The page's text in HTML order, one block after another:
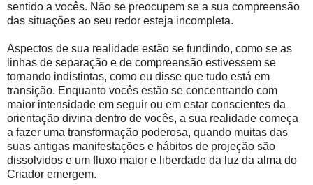
sentido a vocês. Não se preocupem se a sua compreensão
das situações ao seu redor esteja incompleta.
Aspectos de sua realidade estão se fundindo, como se as
linhas de separação e de compreensão estivessem se
tornando indistintas, como eu disse que tudo está em
transição. Enquanto vocês estão se concentrando com
maior intensidade em seguir ou em estar conscientes da
orientação divina dentro de vocês, a sua realidade começa
a fazer uma transformação poderosa, quando muitas das
suas antigas manifestações e hábitos de projeção são
dissolvidos e um fluxo maior e liberdade da luz da alma do
Criador emergem.